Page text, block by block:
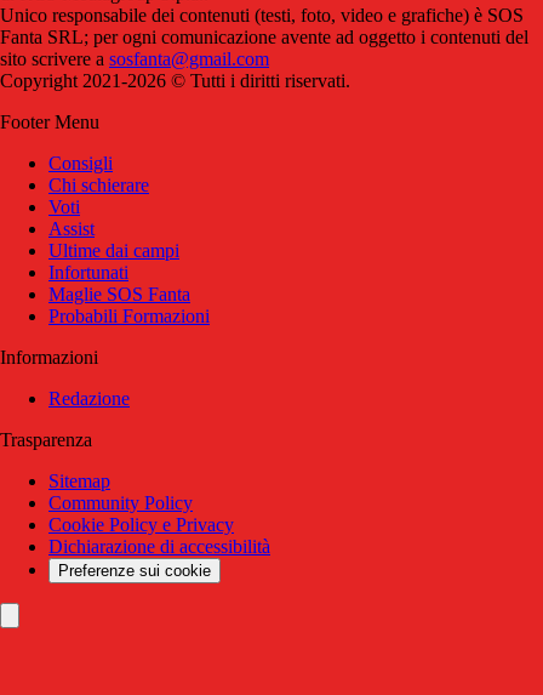
Unico responsabile dei contenuti (testi, foto, video e grafiche) è SOS
Fanta SRL; per ogni comunicazione avente ad oggetto i contenuti del
sito scrivere a sosfanta@gmail.com
Copyright 2021-2026 © Tutti i diritti riservati.
Footer Menu
Consigli
Chi schierare
Voti
Assist
Ultime dai campi
Infortunati
Maglie SOS Fanta
Probabili Formazioni
Informazioni
Redazione
Trasparenza
Sitemap
Community Policy
Cookie Policy e Privacy
Dichiarazione di accessibilità
Preferenze sui cookie